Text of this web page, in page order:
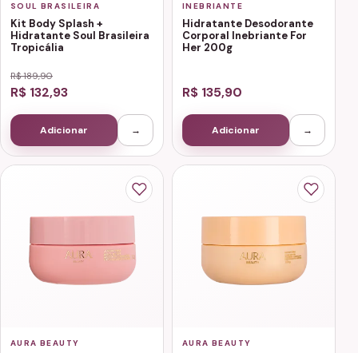
SOUL BRASILEIRA
Kit Body Splash +
Hidratante Soul Brasileira
Tropicália
R$ 189,90
R$ 132,93
Adicionar →
INEBRIANTE
Hidratante Desodorante
Corporal Inebriante For
Her 200g
R$ 135,90
Adicionar →
AURA BEAUTY AURA BEAUTY